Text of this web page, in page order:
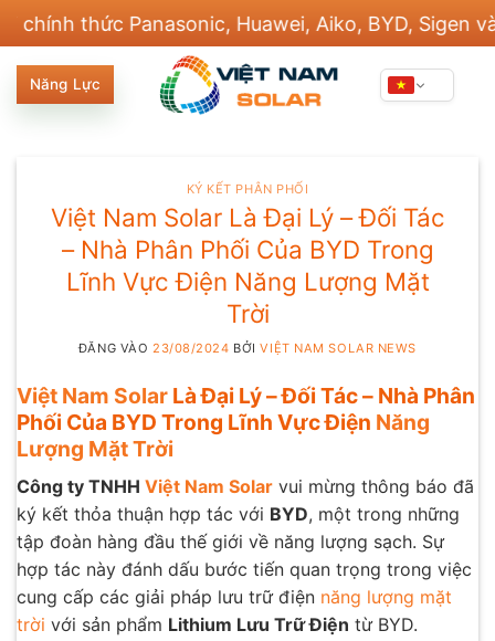
nội
dung
thức Panasonic, Huawei, Aiko, BYD, Sigen và 20
Năng Lực
KÝ KẾT PHÂN PHỐI
Việt Nam Solar Là Đại Lý – Đối Tác
– Nhà Phân Phối Của BYD Trong
Lĩnh Vực Điện Năng Lượng Mặt
Trời
ĐĂNG VÀO 23/08/2024 BỞIVIỆT NAM SOLAR NEWS
Việt Nam Solar Là Đại Lý – Đối Tác – Nhà Phân
Phối Của BYD Trong Lĩnh Vực Điện Năng
Lượng Mặt Trời
Công ty TNHH Việt Nam Solar vui mừng thông báo đã
ký kết thỏa thuận hợp tác với BYD, một trong những
tập đoàn hàng đầu thế giới về năng lượng sạch. Sự
hợp tác này đánh dấu bước tiến quan trọng trong việc
cung cấp các giải pháp lưu trữ điện năng lượng mặt
trời với sản phẩm Lithium Lưu Trữ Điện từ BYD.